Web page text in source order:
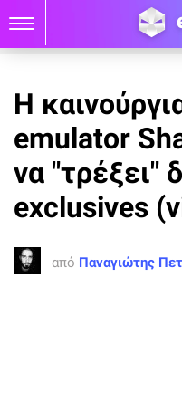
Η
emulator
να "τρέξει"
exclusives
από Παναγιώτης